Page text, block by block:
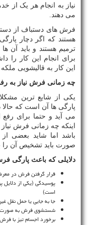
نیاز به انجام هر یک از
می دهند.
فرش های دستباف از
هستند که اگر دچار
ترمیم هستند و باید آن
برای انجام این کار را
این کار به قالیشویی ملکه
چه زمانی فرش نیاز به
یکی از شایع ترین
پارگی ها آن است که
می آید و حتما برای
اینکه چه زمانی فرش
باشد اما شاید بعضی
صورت باید تشخیص آن را
دلایلی که باعث پارگی
قرار گرفتن فرش در
پوسیدگی (یکی از
است)
جا به جایی یا حمل نقل
شستشوی فرش به صورت
برخورد اجسام تیز با فرش